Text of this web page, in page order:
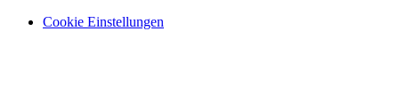
Cookie Einstellungen